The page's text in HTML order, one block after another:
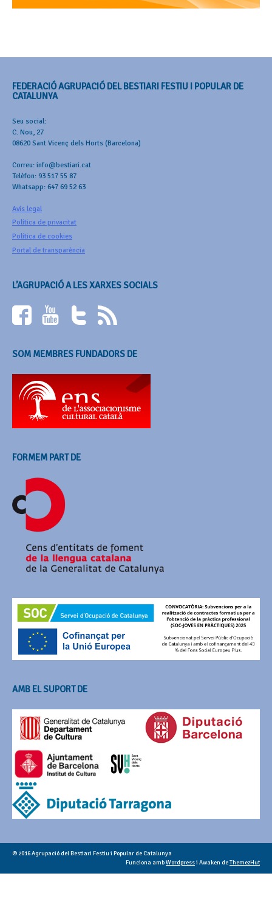
FEDERACIÓ AGRUPACIÓ DEL BESTIARI FESTIU I POPULAR DE
CATALUNYA
Seu social:
C. Nou, 27
08620 Sant Vicenç dels Horts (Barcelona)
Correu: info@bestiari.cat
Telèfon: 93 517 55 87
Whatsapp: 647 69 52 63
Avís legal
Política de privacitat
Política de cookies
Portal de transparència
L’AGRUPACIÓ A LES XARXES SOCIALS
SOM MEMBRES FUNDADORS DE
FORMEM PART DE
AMB EL SUPORT DE
© 2016 Agrupació del Bestiari Festiu i Popular de Catalunya
Funciona ambWordpressi Awaken deThemezHut